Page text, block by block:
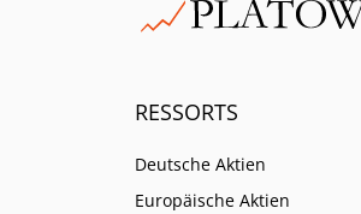
RESSORTS
Deutsche Aktien
Europäische Aktien